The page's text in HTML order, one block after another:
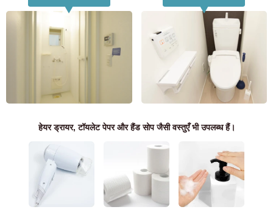
हेयर ड्रायर, टॉयलेट पेपर और हैंड सोप जैसी वस्तुएँ भी उपलब्ध हैं।
केवल संभावित और वर्तमान निवासियों के लिए